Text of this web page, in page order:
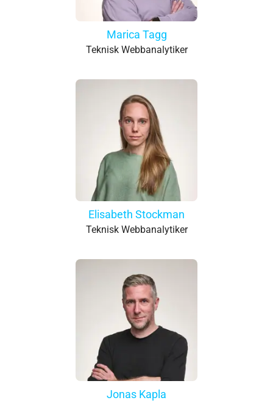
Marica Tagg
Teknisk Webbanalytiker
Elisabeth Stockman
Teknisk Webbanalytiker
Jonas Kapla